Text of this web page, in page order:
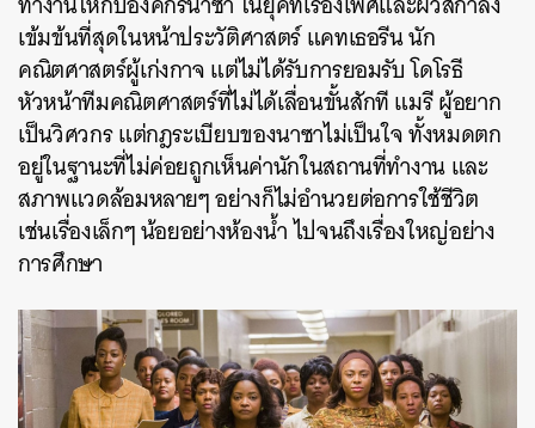
เข้มข้นที่สุดในหน้าประวัติศาสตร์ แคทเธอรีน นัก
คณิตศาสตร์ผู้เก่งกาจ แต่ไม่ได้รับการยอมรับ โดโรธี
หัวหน้าทีมคณิตศาสตร์ที่ไม่ได้เลื่อนขั้นสักที แมรี ผู้อยาก
เป็นวิศวกร แต่กฎระเบียบของนาซาไม่เป็นใจ ทั้งหมดตก
อยู่ในฐานะที่ไม่ค่อยถูกเห็นค่านักในสถานที่ทำงาน และ
สภาพแวดล้อมหลายๆ อย่างก็ไม่อำนวยต่อการใช้ชีวิต
เช่นเรื่องเล็กๆ น้อยอย่างห้องน้ำ ไปจนถึงเรื่องใหญ่อย่าง
การศึกษา